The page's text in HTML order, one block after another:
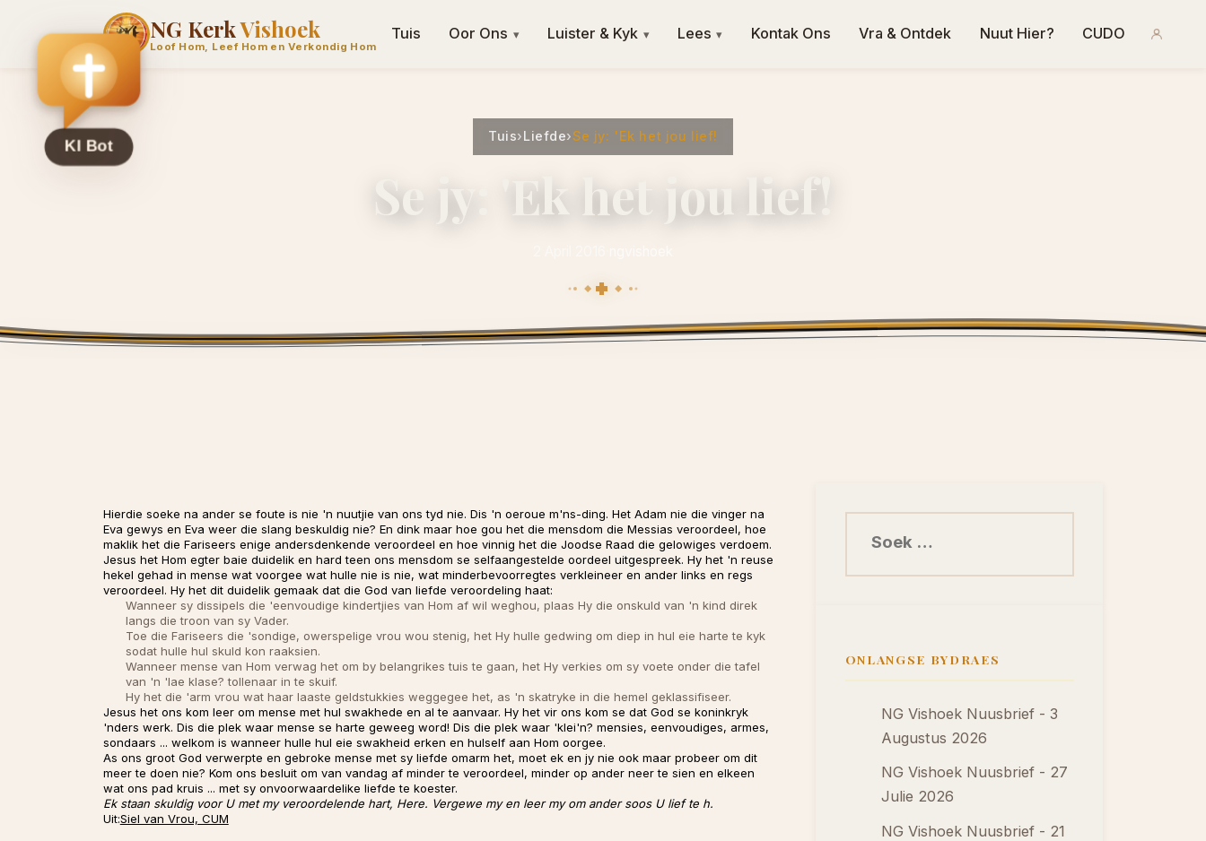
NG KerkVishoek
Loof Hom, Leef Hom en Verkondig Hom
Tuis Oor Ons ▾ Luister & Kyk ▾ Lees ▾ Kontak Ons Vra & Ontdek Nuut Hier? CUDO
Tuis›Liefde›Se jy: 'Ek het jou lief!
Se jy: 'Ek het jou lief!
Hierdie soeke na ander se foute is nie 'n nuutjie van ons tyd nie. Dis 'n oeroue m'ns-ding. Het Adam nie die vinger na
Eva gewys en Eva weer die slang beskuldig nie? En dink maar hoe gou het die mensdom die Messias veroordeel, hoe
maklik het die Fariseers enige andersdenkende veroordeel en hoe vinnig het die Joodse Raad die gelowiges verdoem.
Jesus het Hom egter baie duidelik en hard teen ons mensdom se selfaangestelde oordeel uitgespreek. Hy het 'n reuse
hekel gehad in mense wat voorgee wat hulle nie is nie, wat minderbevoorregtes verkleineer en ander links en regs
veroordeel. Hy het dit duidelik gemaak dat die God van liefde veroordeling haat:
Wanneer sy dissipels die 'eenvoudige kindertjies van Hom af wil weghou, plaas Hy die onskuld van 'n kind direk
langs die troon van sy Vader.
Toe die Fariseers die 'sondige, owerspelige vrou wou stenig, het Hy hulle gedwing om diep in hul eie harte te kyk
sodat hulle hul skuld kon raaksien.
Wanneer mense van Hom verwag het om by belangrikes tuis te gaan, het Hy verkies om sy voete onder die tafel
van 'n 'lae klase? tollenaar in te skuif.
Hy het die 'arm vrou wat haar laaste geldstukkies weggegee het, as 'n skatryke in die hemel geklassifiseer.
Jesus het ons kom leer om mense met hul swakhede en al te aanvaar. Hy het vir ons kom se dat God se koninkryk
'nders werk. Dis die plek waar mense se harte geweeg word! Dis die plek waar 'klei'n? mensies, eenvoudiges, armes,
sondaars ... welkom is wanneer hulle hul eie swakheid erken en hulself aan Hom oorgee.
As ons groot God verwerpte en gebroke mense met sy liefde omarm het, moet ek en jy nie ook maar probeer om dit
meer te doen nie? Kom ons besluit om van vandag af minder te veroordeel, minder op ander neer te sien en elkeen
wat ons pad kruis ... met sy onvoorwaardelike liefde te koester.
Ek staan skuldig voor U met my veroordelende hart, Here. Vergewe my en leer my om ander soos U lief te h.
Uit:Siel van Vrou, CUM
ONLANGSE BYDRAES
NG Vishoek Nuusbrief - 3
Augustus 2026
NG Vishoek Nuusbrief - 27
Julie 2026
NG Vishoek Nuusbrief - 21